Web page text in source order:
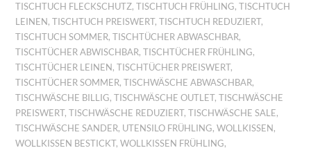
TISCHTUCH FLECKSCHUTZ,TISCHTUCH FRÜHLING,TISCHTUCH
LEINEN ,TISCHTUCH PREISWERT,TISCHTUCH REDUZIERT,
TISCHTUCH SOMMER,TISCHTÜCHER ABWASCHBAR,
TISCHTÜCHER ABWISCHBAR,TISCHTÜCHER FRÜHLING,
TISCHTÜCHER LEINEN ,TISCHTÜCHER PREISWERT,
TISCHTÜCHER SOMMER,TISCHWÄSCHE ABWASCHBAR,
TISCHWÄSCHE BILLIG,TISCHWÄSCHE OUTLET,TISCHWÄSCHE
PREISWERT,TISCHWÄSCHE REDUZIERT,TISCHWÄSCHE SALE,
TISCHWÄSCHE SANDER, UTENSILO FRÜHLING,WOLLKISSEN ,
WOLLKISSEN BESTICKT,WOLLKISSEN FRÜHLING,